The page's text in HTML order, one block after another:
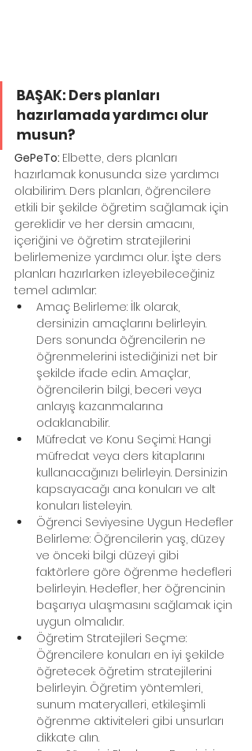
BAŞAK: Ders planları
hazırlamada yardımcı olur
musun?
GePeTo: Elbette, ders planları
hazırlamak konusunda size yardımcı
olabilirim. Ders planları, öğrencilere
etkili bir şekilde öğretim sağlamak için
gereklidir ve her dersin amacını,
içeriğini ve öğretim stratejilerini
belirlemenize yardımcı olur. İşte ders
planları hazırlarken izleyebileceğiniz
temel adımlar:
Amaç Belirleme: İlk olarak,
dersinizin amaçlarını belirleyin.
Ders sonunda öğrencilerin ne
öğrenmelerini istediğinizi net bir
şekilde ifade edin. Amaçlar,
öğrencilerin bilgi, beceri veya
anlayış kazanmalarına
odaklanabilir.
Müfredat ve Konu Seçimi: Hangi
müfredat veya ders kitaplarını
kullanacağınızı belirleyin. Dersinizin
kapsayacağı ana konuları ve alt
konuları listeleyin.
Öğrenci Seviyesine Uygun Hedefler
Belirleme: Öğrencilerin yaş, düzey
ve önceki bilgi düzeyi gibi
faktörlere göre öğrenme hedefleri
belirleyin. Hedefler, her öğrencinin
başarıya ulaşmasını sağlamak için
uygun olmalıdır.
Öğretim Stratejileri Seçme:
Öğrencilere konuları en iyi şekilde
öğretecek öğretim stratejilerini
belirleyin. Öğretim yöntemleri,
sunum materyalleri, etkileşimli
öğrenme aktiviteleri gibi unsurları
dikkate alın.